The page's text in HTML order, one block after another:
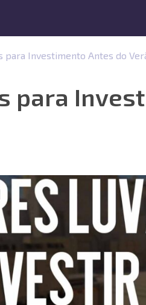
para Investimento Antes do
para